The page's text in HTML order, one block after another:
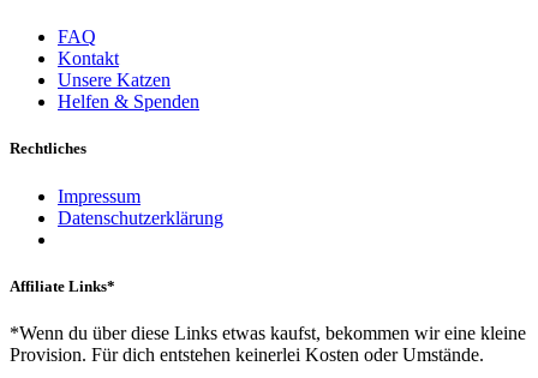
FAQ
Kontakt
Unsere Katzen
Helfen & Spenden
Rechtliches
Impressum
Datenschutzerklärung
Affiliate Links*
*Wenn du über diese Links etwas kaufst, bekommen wir eine kleine
Provision. Für dich entstehen keinerlei Kosten oder Umstände.